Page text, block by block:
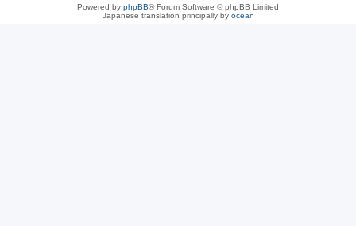
Powered by phpBB® Forum Software © phpBB Limited
Japanese translation principally by ocean